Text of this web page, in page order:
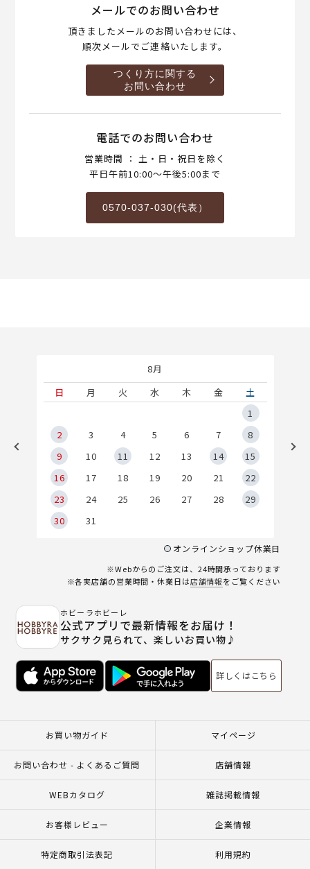
メールでのお問い合わせ
頂きましたメールのお問い合わせには、
順次メールでご連絡いたします。
つくり方に関する
お問い合わせ
電話でのお問い合わせ
営業時間 ： 土・日・祝日を除く
平日午前10:00～午後5:00まで
0570-037-030(代表）
8月
日
月 火 水 木 金
土
1
2
3 4 5 6 7
8
9
10 11 12 13 14
15
16
17 18 19 20 21
22
23
24 25 26 27 28
29
30
31
オンラインショップ休業日
※Webからのご注文は、24時間承っております
※各実店舗の営業時間・休業日は店舗情報をご覧ください
ホビーラホビーレ
公式アプリで最新情報をお届け！
サクサク見られて、楽しいお買い物♪
詳しくはこちら
お買い物ガイド マイページ
お問い合わせ - よくあるご質問 店舗情報
WEBカタログ 雑誌掲載情報
お客様レビュー 企業情報
特定商取引法表記 利用規約